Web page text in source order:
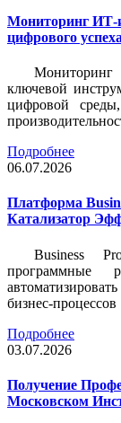
Мониторинг ИТ-
цифрового успеха
ключевой
цифровой
Подробнее
06.07.2026
Платформа
Катализатор
Business
программные
бизнес-процессов
Подробнее
03.07.2026
Получение
Московском